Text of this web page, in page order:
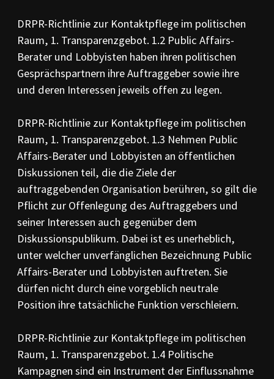
DRPR-Richtlinie zur Kontaktpflege im politischen
Raum, 1. Transparenzgebot. 1.2 Public Affairs-
Berater und Lobbyisten haben ihren politischen
Gesprächspartnern ihre Auftraggeber sowie ihre
und deren Interessen jeweils offen zu legen.
DRPR-Richtlinie zur Kontaktpflege im politischen
Raum, 1. Transparenzgebot. 1.3 Nehmen Public
Affairs-Berater und Lobbyisten an öffentlichen
Diskussionen teil, die die Ziele der
auftraggebenden Organisation berühren, so gilt die
Pflicht zur Offenlegung des Auftraggebers und
seiner Interessen auch gegenüber dem
Diskussionspublikum. Dabei ist es unerheblich,
unter welcher unverfänglichen Bezeichnung Public
Affairs-Berater und Lobbyisten auftreten. Sie
dürfen nicht durch eine vorgeblich neutrale
Position ihre tatsächliche Funktion verschleiern.
DRPR-Richtlinie zur Kontaktpflege im politischen
Raum, 1. Transparenzgebot. 1.4 Politische
Kampagnen sind ein Instrument der Einflussnahme